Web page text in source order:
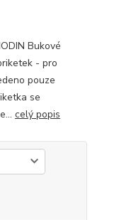
Bukové
- pro
pouze
se
celý popis